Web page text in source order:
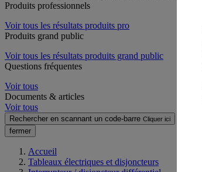
Produits professionnels
Voir tous les résultats produits pro
Produits grand public
Voir tous les résultats produits grand public
Questions fréquentes
Voir tous
Documents & articles
Voir tous
Rechercher en scannant un code-barre Cliquer ici
fermer
Accueil
Tableaux électriques et disjoncteurs